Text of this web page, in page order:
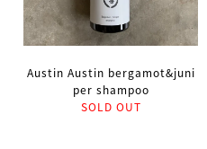
Austin Austin bergamot&juni
per shampoo
SOLD OUT